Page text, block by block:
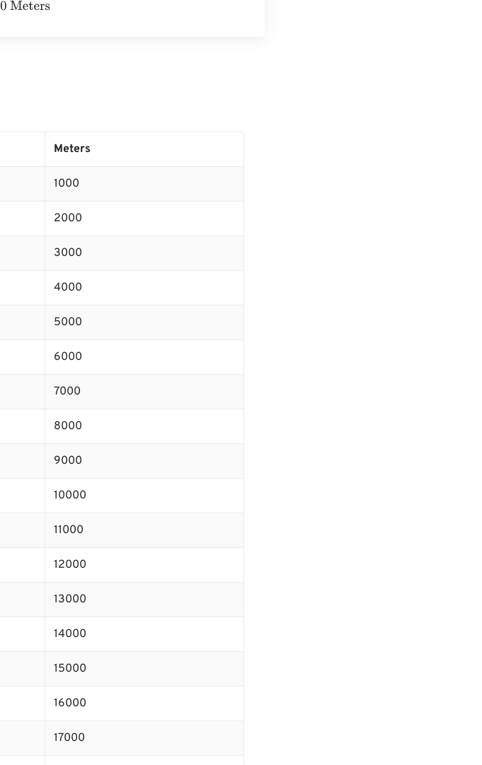
Meters
1000
2000
3000
4000
5000
6000
7000
8000
9000
10000
11000
12000
13000
14000
15000
16000
17000